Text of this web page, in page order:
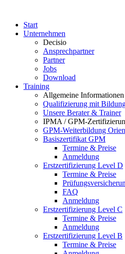
Start
Unternehmen
Decisio
Ansprechpartner
Partner
Jobs
Download
Training
Allgemeine Informationen
Qualifizierung mit
Unsere Berater & Trainer
IPMA / GPM-
GPM-Weiterbildung
Basiszertifikat GPM
Termine & Preise
Anmeldung
Erstzertifizierung Level D
Termine & Preise
FAQ
Anmeldung
Erstzertifizierung Level C
Termine & Preise
Anmeldung
Erstzertifizierung Level B
Termine & Preise